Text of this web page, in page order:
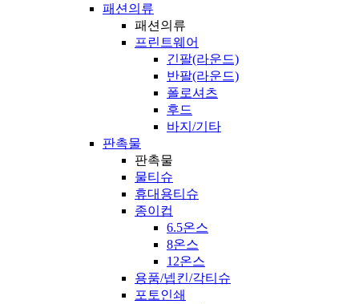
패션의류
패션의류
프린트웨어
긴팔(라운드)
반팔(라운드)
폴로셔츠
후드
바지/기타
판촉물
판촉물
물티슈
휴대용티슈
종이컵
6.5온스
8온스
12온스
용품/넵킨/각티슈
포토인쇄